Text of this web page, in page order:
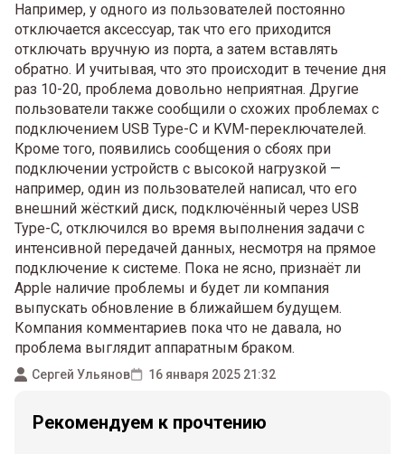
Например, у одного из пользователей постоянно
отключается аксессуар, так что его приходится
отключать вручную из порта, а затем вставлять
обратно. И учитывая, что это происходит в течение дня
раз 10-20, проблема довольно неприятная. Другие
пользователи также сообщили о схожих проблемах с
подключением USB Type-C и KVM-переключателей.
Кроме того, появились сообщения о сбоях при
подключении устройств с высокой нагрузкой —
например, один из пользователей написал, что его
внешний жёсткий диск, подключённый через USB
Type-C, отключился во время выполнения задачи с
интенсивной передачей данных, несмотря на прямое
подключение к системе. Пока не ясно, признаёт ли
Apple наличие проблемы и будет ли компания
выпускать обновление в ближайшем будущем.
Компания комментариев пока что не давала, но
проблема выглядит аппаратным браком.
Сергей Ульянов 16 января 2025 21:32
Рекомендуем к прочтению